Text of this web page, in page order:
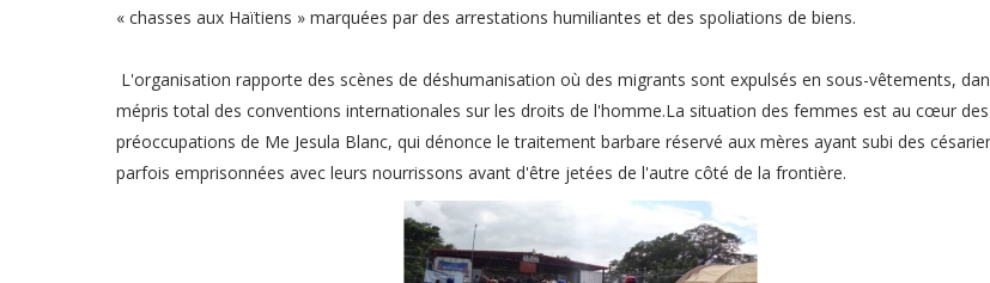
« chasses aux Haïtiens » marquées par des arrestations humiliantes et des spoliations de biens.
L'organisation rapporte des scènes de déshumanisation où des migrants sont expulsés en sous-vêtements,
mépris total des conventions internationales sur les droits de l'homme.La situation des femmes est au cœur des
préoccupations de Me Jesula Blanc, qui dénonce le traitement barbare réservé aux mères ayant subi des
parfois emprisonnées avec leurs nourrissons avant d'être jetées de l'autre côté de la frontière.